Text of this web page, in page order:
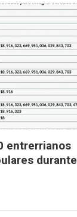
entrerrianos
durante